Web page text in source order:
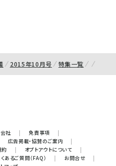
2015年10月号 特集一覧
社 | 免責事項
|
広告掲載・協賛のご案内
|
約 | オプトアウトについて
|
あるご質問（FAQ） | お問合せ
|